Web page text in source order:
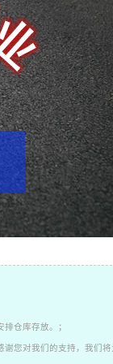
仓库存放。；
您对我们的支持，我们